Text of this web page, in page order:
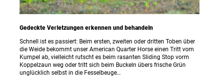
Gedeckte Verletzungen erkennen und behandeln
Schnell ist es passiert: Beim ersten, zweiten oder dritten Toben über
die Weide bekommt unser American Quarter Horse einen Tritt vom
Kumpel ab, vielleicht rutscht es beim rasanten Sliding Stop vorm
Koppelzaun weg oder tritt sich beim Buckeln übers frische Grün
unglücklich selbst in die Fesselbeuge…